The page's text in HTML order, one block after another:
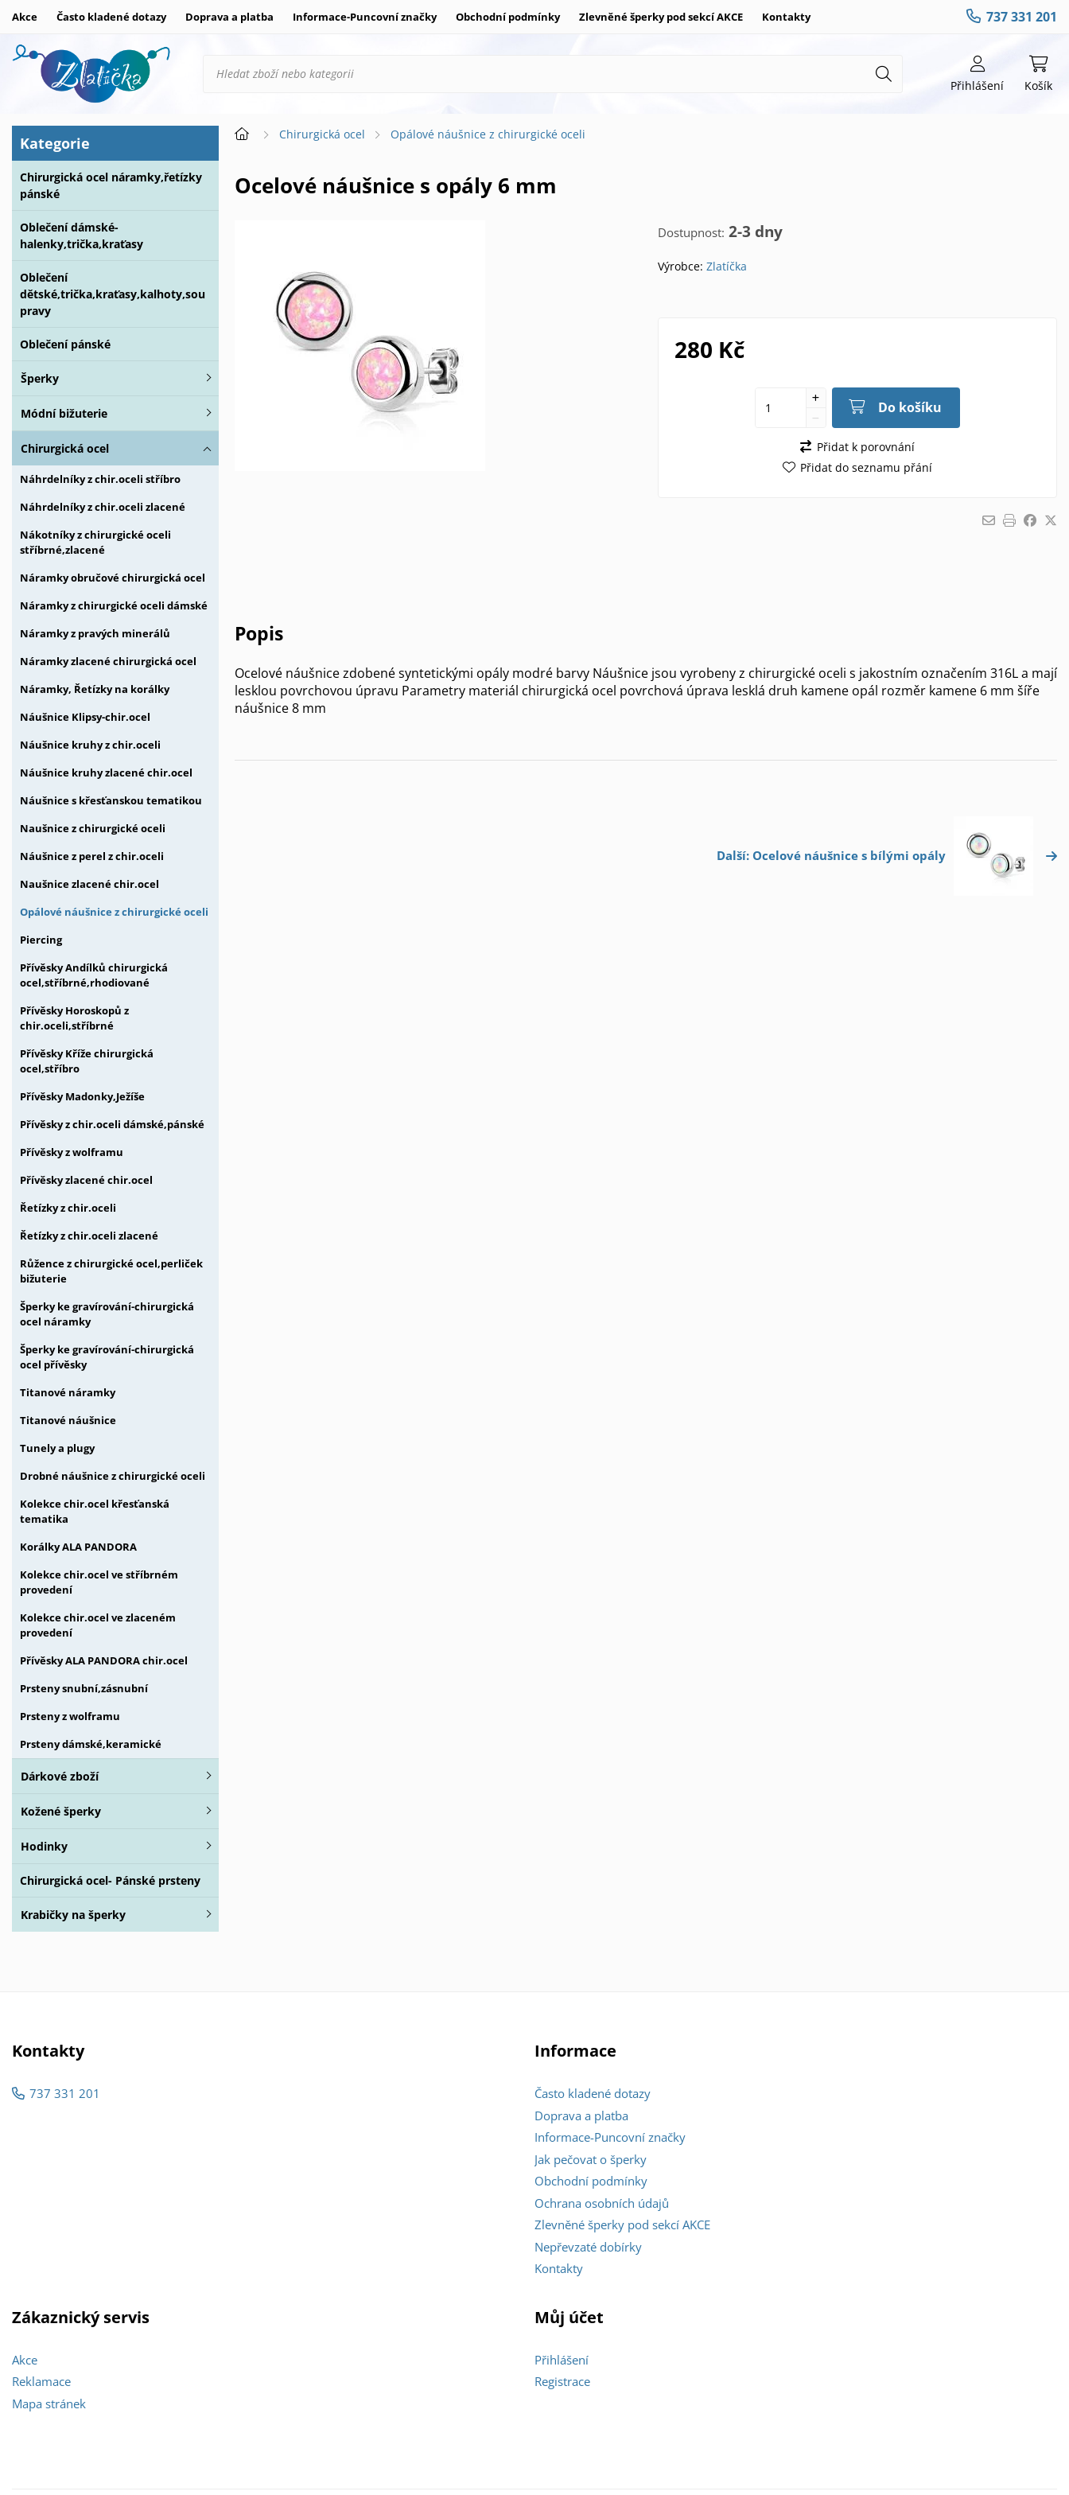
Akce Často kladené dotazy Doprava a platba Informace-Puncovní značky Obchodní podmínky Zlevněné šperky pod sekcí AKCE Kontakty 737 331 201
Přihlášení Košík
Kategorie
Chirurgická ocel náramky,řetízky
pánské
Oblečení dámské-
halenky,trička,kraťasy
Oblečení
dětské,trička,kraťasy,kalhoty,sou
pravy
Oblečení pánské
Šperky
Módní bižuterie
Chirurgická ocel
Náhrdelníky z chir.oceli stříbro
Náhrdelníky z chir.oceli zlacené
Nákotníky z chirurgické oceli
stříbrné,zlacené
Náramky obručové chirurgická ocel
Náramky z chirurgické oceli dámské
Náramky z pravých minerálů
Náramky zlacené chirurgická ocel
Náramky, Řetízky na korálky
Náušnice Klipsy-chir.ocel
Náušnice kruhy z chir.oceli
Náušnice kruhy zlacené chir.ocel
Náušnice s křesťanskou tematikou
Naušnice z chirurgické oceli
Náušnice z perel z chir.oceli
Naušnice zlacené chir.ocel
Opálové náušnice z chirurgické oceli
Piercing
Přívěsky Andílků chirurgická
ocel,stříbrné,rhodiované
Přívěsky Horoskopů z
chir.oceli,stříbrné
Přívěsky Kříže chirurgická
ocel,stříbro
Přívěsky Madonky,Ježíše
Přívěsky z chir.oceli dámské,pánské
Přívěsky z wolframu
Přívěsky zlacené chir.ocel
Řetízky z chir.oceli
Řetízky z chir.oceli zlacené
Růžence z chirurgické ocel,perliček
bižuterie
Šperky ke gravírování-chirurgická
ocel náramky
Šperky ke gravírování-chirurgická
ocel přívěsky
Titanové náramky
Titanové náušnice
Tunely a plugy
Drobné náušnice z chirurgické oceli
Kolekce chir.ocel křesťanská
tematika
Korálky ALA PANDORA
Kolekce chir.ocel ve stříbrném
provedení
Kolekce chir.ocel ve zlaceném
provedení
Přívěsky ALA PANDORA chir.ocel
Prsteny snubní,zásnubní
Prsteny z wolframu
Prsteny dámské,keramické
Dárkové zboží
Kožené šperky
Hodinky
Chirurgická ocel- Pánské prsteny
Krabičky na šperky
Chirurgická ocel Opálové náušnice z chirurgické oceli
Ocelové náušnice s opály 6 mm
Dostupnost: 2-3 dny
Výrobce: Zlatíčka
280 Kč
Do košíku
Přidat k porovnání
Přidat do seznamu přání
Popis
Ocelové náušnice zdobené syntetickými opály modré barvy Náušnice jsou vyrobeny z chirurgické oceli s jakostním označením 316L a mají
lesklou povrchovou úpravu Parametry materiál chirurgická ocel povrchová úprava lesklá druh kamene opál rozměr kamene 6 mm šíře
náušnice 8 mm
Další: Ocelové náušnice s bílými opály
Kontakty
737 331 201
Informace
Často kladené dotazy
Doprava a platba
Informace-Puncovní značky
Jak pečovat o šperky
Obchodní podmínky
Ochrana osobních údajů
Zlevněné šperky pod sekcí AKCE
Nepřevzaté dobírky
Kontakty
Zákaznický servis
Akce
Reklamace
Mapa stránek
Můj účet
Přihlášení
Registrace